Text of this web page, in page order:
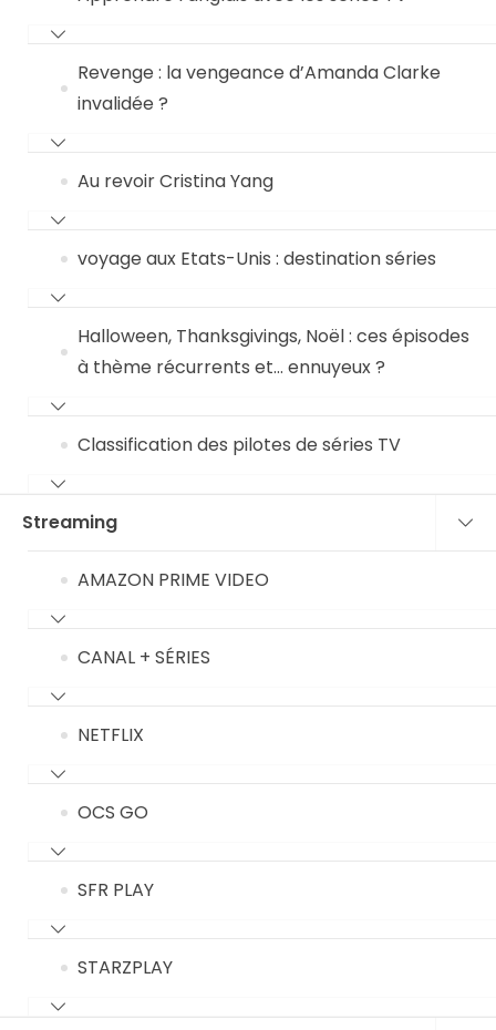
Revenge : la vengeance d’Amanda Clarke
invalidée ?
Au revoir Cristina Yang
voyage aux Etats-Unis : destination séries
Halloween, Thanksgivings, Noël : ces épisodes
à thème récurrents et… ennuyeux ?
Classification des pilotes de séries TV
Streaming
AMAZON PRIME VIDEO
CANAL + SÉRIES
NETFLIX
OCS GO
SFR PLAY
STARZPLAY